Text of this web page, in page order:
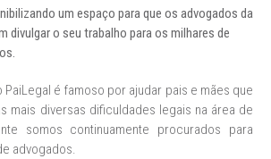
um espaço para que os advogados da
divulgar o seu trabalho para os milhares de
PaiLegal é famoso por ajudar pais e mães que
mais diversas dificuldades legais na área de
somos continuamente procurados para
advogados.